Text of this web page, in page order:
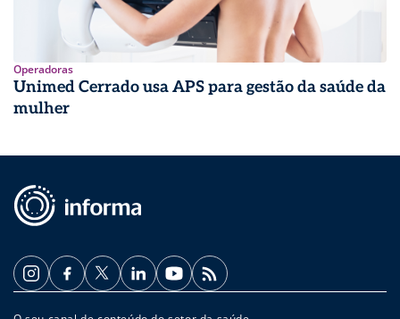
Operadoras
Unimed Cerrado usa APS para gestão da saúde da
mulher